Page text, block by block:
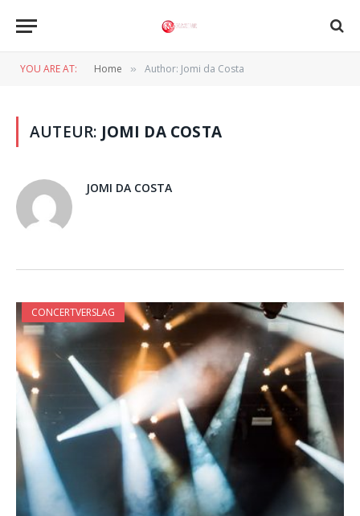
YOU ARE AT: Home » Author: Jomi da Costa
AUTEUR: JOMI DA COSTA
JOMI DA COSTA
CONCERTVERSLAG